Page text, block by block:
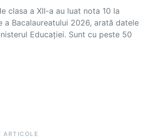
clasa a XII-a au luat nota 10 la
a Bacalaureatului 2026, arată datele
Educației. Sunt cu peste 50
ARTICOLE